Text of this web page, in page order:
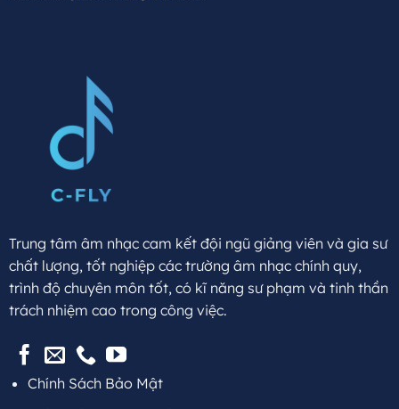
Trung tâm âm nhạc cam kết đội ngũ giảng viên và gia sư
chất lượng, tốt nghiệp các trường âm nhạc chính quy,
trình độ chuyên môn tốt, có kĩ năng sư phạm và tinh thần
trách nhiệm cao trong công việc.
Chính Sách Bảo Mật